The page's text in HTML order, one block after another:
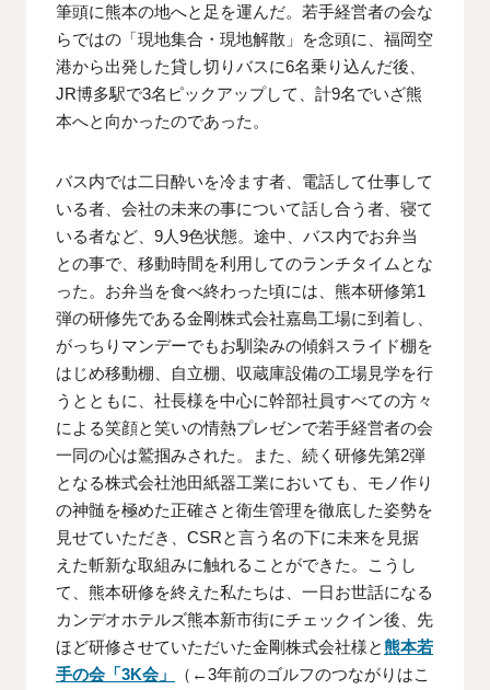
筆頭に熊本の地へと足を運んだ。若手経営者の会な
らではの「現地集合・現地解散」を念頭に、福岡空
港から出発した貸し切りバスに6名乗り込んだ後、
JR博多駅で3名ピックアップして、計9名でいざ熊
本へと向かったのであった。
バス内では二日酔いを冷ます者、電話して仕事して
いる者、会社の未来の事について話し合う者、寝て
いる者など、9人9色状態。途中、バス内でお弁当
との事で、移動時間を利用してのランチタイムとな
った。お弁当を食べ終わった頃には、熊本研修第1
弾の研修先である金剛株式会社嘉島工場に到着し、
がっちりマンデーでもお馴染みの傾斜スライド棚を
はじめ移動棚、自立棚、収蔵庫設備の工場見学を行
うとともに、社長様を中心に幹部社員すべての方々
による笑顔と笑いの情熱プレゼンで若手経営者の会
一同の心は鷲掴みされた。また、続く研修先第2弾
となる株式会社池田紙器工業においても、モノ作り
の神髄を極めた正確さと衛生管理を徹底した姿勢を
見せていただき、CSRと言う名の下に未来を見据
えた斬新な取組みに触れることができた。こうし
て、熊本研修を終えた私たちは、一日お世話になる
カンデオホテルズ熊本新市街にチェックイン後、先
ほど研修させていただいた金剛株式会社様と熊本若
手の会「3K会」
（←3年前のゴルフのつながりはこ